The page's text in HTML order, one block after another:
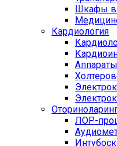
Шкафы
Кардиология
ЛОР-